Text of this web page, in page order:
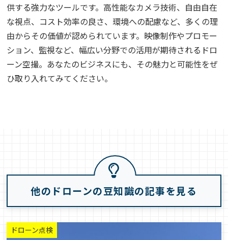
供する強力なツールです。高性能なカメラ技術、自由自在
な視点、コスト効率の良さ、環境への配慮など、多くの理
由からその価値が認められています。映像制作やプロモー
ション、監視など、幅広い分野での活用が期待されるドロ
ーン空撮。あなたのビジネスにも、その魅力と可能性をぜ
ひ取り入れてみてください。
他のドローンの豆知識の記事を見る
ドローン点検